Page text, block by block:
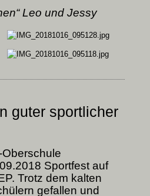
Leo und Jessy
guter sportlicher
Sportfest auf
Trotz dem kalten
gefallen und